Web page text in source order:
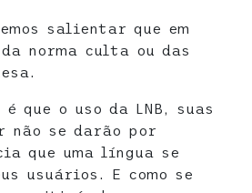
salientar que em
norma culta ou das
que o uso da LNB, suas
não se darão por
que uma língua se
usuários. E como se